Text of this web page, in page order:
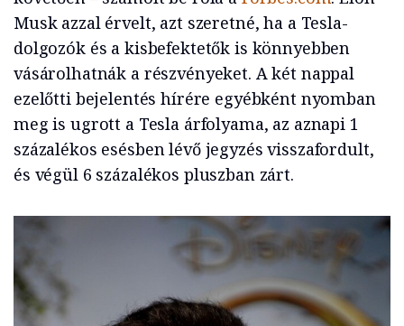
Musk azzal érvelt, azt szeretné, ha a Tesla-
dolgozók és a kisbefektetők is könnyebben
vásárolhatnák a részvényeket. A két nappal
ezelőtti bejelentés hírére egyébként nyomban
meg is ugrott a Tesla árfolyama, az aznapi 1
százalékos esésben lévő jegyzés visszafordult,
és végül 6 százalékos pluszban zárt.